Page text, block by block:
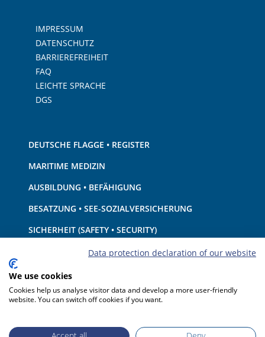
IMPRESSUM
DATENSCHUTZ
BARRIEREFREIHEIT
FAQ
LEICHTE SPRACHE
DGS
DEUTSCHE FLAGGE • REGISTER
MARITIME MEDIZIN
AUSBILDUNG • BEFÄHIGUNG
BESATZUNG • SEE-SOZIALVERSICHERUNG
SICHERHEIT (SAFETY • SECURITY)
SCHIFF • AUSRÜSTUNG
UMWELTSCHUTZ • KLIMA
HAFTUNG • FINANZEN
Data protection declaration of our website
We use cookies
Cookies help us analyse visitor data and develop a more user-friendly
website. You can switch off cookies if you want.